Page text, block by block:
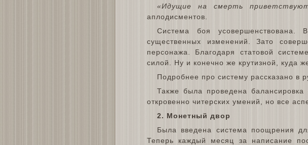
«Идущие на смерть
аплодисментов.
Система боя усовершенствована.
существенных изменений. Зато
персонажа. Благодаря статовой
силой. Ну и конечно же крутизной, куда
Подробнее про систему рассказано в
Также была проведена
откровенно читерских умений, но все
2. Монетный двор
Была введена система поощрения
Теперь каждый месяц за написание